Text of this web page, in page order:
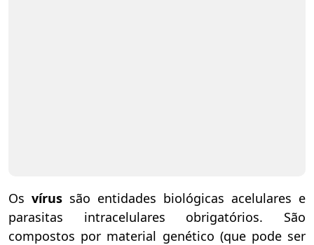
Os vírus são entidades biológicas acelulares e
parasitas intracelulares obrigatórios. São
compostos por material genético (que pode ser